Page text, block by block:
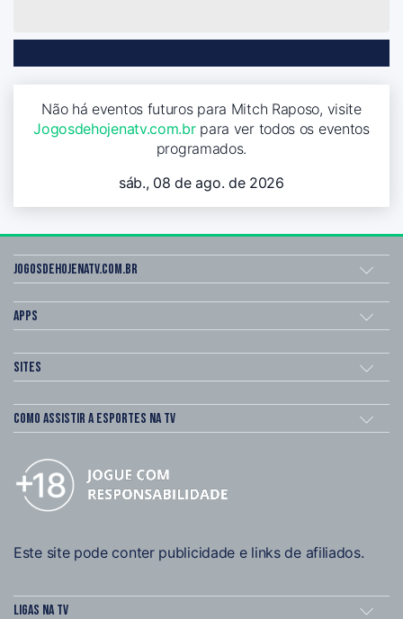
Não há eventos futuros para Mitch Raposo, visite
Jogosdehojenatv.com.brpara ver todos os eventos
programados.
sáb., 08 de ago. de 2026
Jogosdehojenatv.com.br
Apps
Sites
Como assistir a esportes na TV
Este site pode conter publicidade e links de afiliados.
Ligas na TV